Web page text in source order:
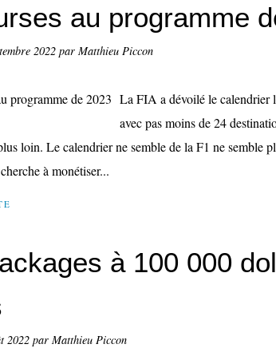
au programme
2022 par Matthieu Piccon
La FIA a dévoilé le calendrier
avec pas moins de 24
loin. Le calendrier ne semble de la F1 ne semble
à monétiser...
à 100 000
2022 par Matthieu Piccon